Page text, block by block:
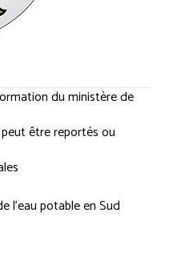
du ministère de
être reportés ou
l’eau potable en Sud